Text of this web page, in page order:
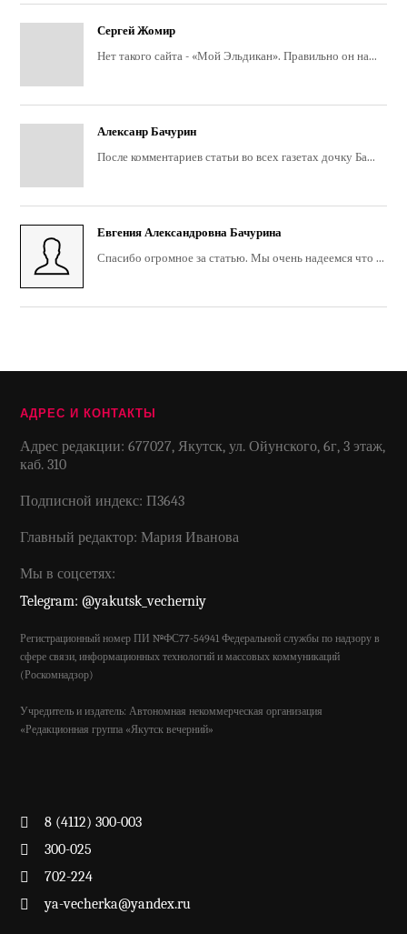
Сергей Жомир
Нет такого сайта - «Мой Эльдикан». Правильно он на...
Алексанр Бачурин
После комментариев статьи во всех газетах дочку Ба...
Евгения Александровна Бачурина
Спасибо огромное за статью. Мы очень надеемся что ...
АДРЕС И КОНТАКТЫ
Адрес редакции: 677027, Якутск, ул. Ойунского, 6г, 3 этаж,
каб. 310
Подписной индекс: П3643
Главный редактор: Мария Иванова
Мы в соцсетях:
Telegram: @yakutsk_vecherniy
Регистрационный номер ПИ №ФС77-54941 Федеральной службы по надзору в
сфере связи, информационных технологий и массовых коммуникаций
(Роскомнадзор)
Учредитель и издатель: Автономная некоммерческая организация
«Редакционная группа «Якутск вечерний»
8 (4112) 300-003
300-025
702-224
ya-vecherka@yandex.ru